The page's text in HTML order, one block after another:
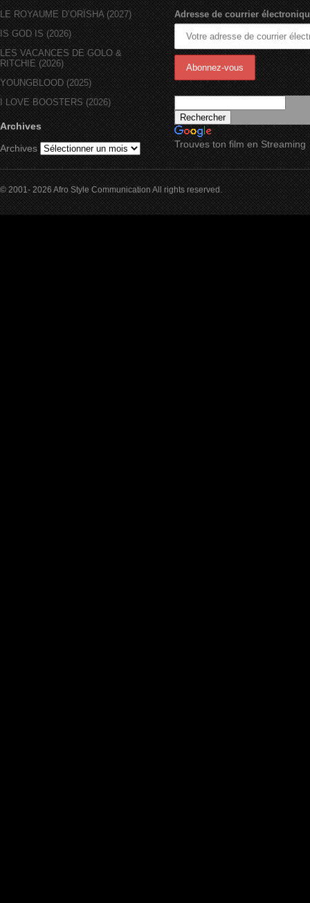
LE ROYAUME D’ORÏSHA (2027)
IS GOD IS (2026)
LES VACANCES DE GOLO &
RITCHIE (2026)
YOUNGBLOOD (2025)
I LOVE BOOSTERS (2026)
Archives
Archives
Adresse de courrier
Trouves ton film en Streaming
© 2001- 2026 Afro Style Communication All rights reserved.